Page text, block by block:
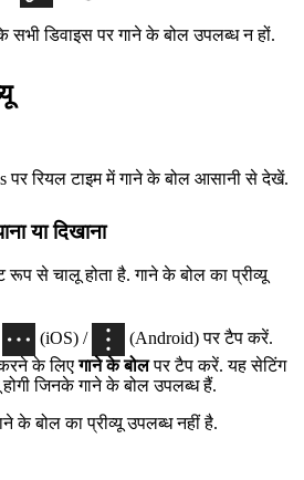
सभी डिवाइस पर गाने के बोल उपलब्ध न हों.
पर रियल टाइम में गाने के बोल आसानी से देखें.
या दिखाना
रूप से चालू होता है. गाने के बोल का प्रीव्यू
(iOS) /
(Android) पर टैप करें.
करने के लिएगाने के बोलपर टैप करें. यह सेटिंग
जिनके गाने के बोल उपलब्ध हैं.
के बोल का प्रीव्यू उपलब्ध नहीं है.